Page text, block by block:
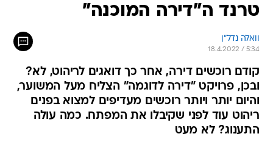
טרנד ה"דירה המוכנה"
וואלה נדל"ן
18.4.2022 / 5:34
קודם רוכשים דירה, אחר כך דואגים לריהוט, לא?
ובכן, פרויקט "דירה לדוגמה" הצליח מעל המשוער,
והיום יותר ויותר רוכשים מעדיפים למצוא בפנים
ריהוט עוד לפני שקיבלו את המפתח. כמה עולה
התענוג? לא מעט